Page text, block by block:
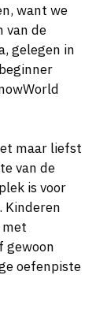
want we
van de
gelegen in
maar liefst
van de
is voor
Kinderen
gewoon
oefenpiste